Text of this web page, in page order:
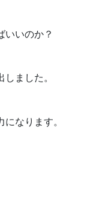
いいのか？
しました。
なります。